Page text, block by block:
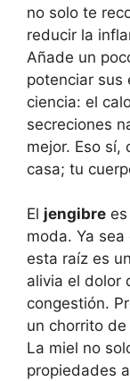
no solo te
reducir la
Añade un
potenciar sus
ciencia: el
secreciones
mejor. Eso sí,
casa; tu
El jengibre
moda. Ya
esta raíz es
alivia el dolor
congestión.
un chorrito
La miel no
propiedades